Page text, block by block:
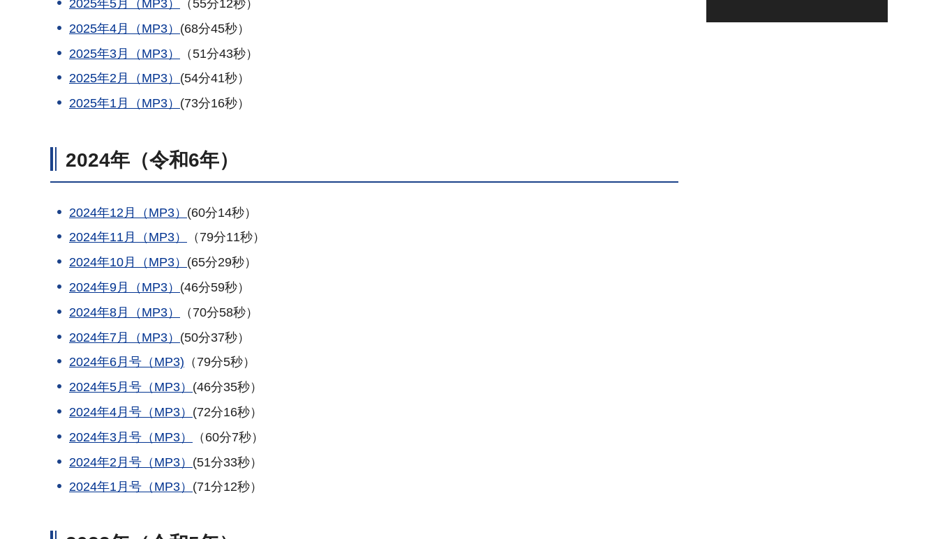
2025年5月（MP3）
（55分12秒）
2025年4月（MP3） (68分45秒）
2025年3月（MP3）
（51分43秒）
2025年2月（MP3） (54分41秒）
2025年1月（MP3） (73分16秒）
2024年（令和6年）
2024年12月（MP3） (60分14秒）
2024年11月（MP3）
（79分11秒）
2024年10月（MP3） (65分29秒）
2024年9月（MP3） (46分59秒）
2024年8月（MP3）
（70分58秒）
2024年7月（MP3） (50分37秒）
2024年6月号（MP3) （79分5秒）
2024年5月号（MP3） (46分35秒）
2024年4月号（MP3） (72分16秒）
2024年3月号（MP3）
（60分7秒）
2024年2月号（MP3） (51分33秒）
2024年1月号（MP3） (71分12秒）